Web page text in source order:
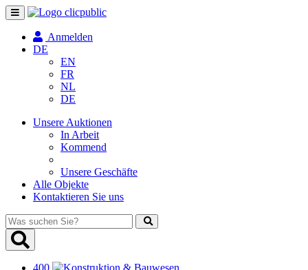
Navigation
umschalten
Anmelden
DE
EN
FR
NL
DE
Unsere Auktionen
In Arbeit
Kommend
Unsere Geschäfte
Alle Objekte
Kontaktieren Sie uns
Was
suchen
Sie?
400